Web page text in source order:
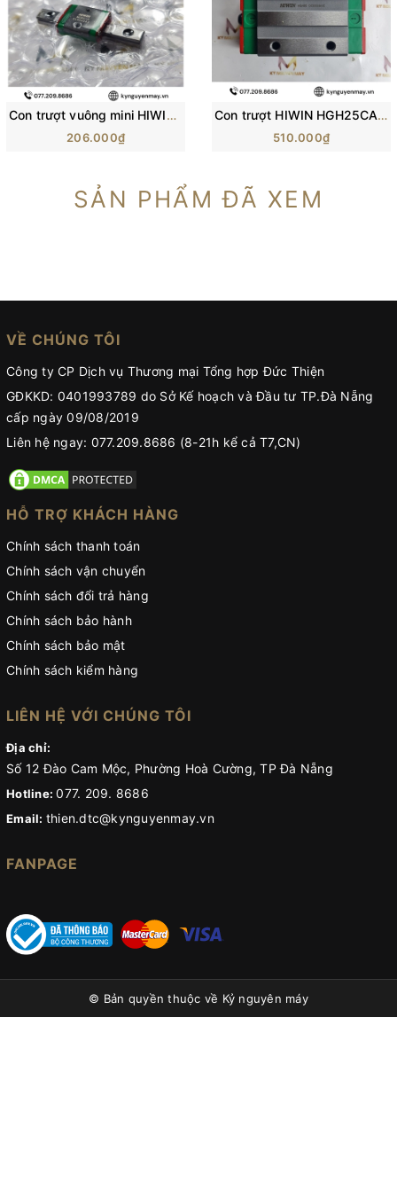
Con trượt vuông mini HIWIN MGN-C | Block trượt MGN5C, MGN7C, MGN12C
206.000₫
Con trượt HIWIN HGH25CA/ H25C/ HG25 (84x48x40mm)
510.000₫
SẢN PHẨM ĐÃ XEM
VỀ CHÚNG TÔI
Công ty CP Dịch vụ Thương mại Tổng hợp Đức Thiện
GĐKKD: 0401993789 do Sở Kế hoạch và Đầu tư TP.Đà Nẵng
cấp ngày 09/08/2019
Liên hệ ngay: 077.209.8686 (8-21h kể cả T7,CN)
HỖ TRỢ KHÁCH HÀNG
Chính sách thanh toán
Chính sách vận chuyển
Chính sách đổi trả hàng
Chính sách bảo hành
Chính sách bảo mật
Chính sách kiểm hàng
LIÊN HỆ VỚI CHÚNG TÔI
Địa chỉ:
Số 12 Đào Cam Mộc, Phường Hoà Cường, TP Đà Nẵng
Hotline:077. 209. 8686
Email: thien.dtc@kynguyenmay.vn
FANPAGE
© Bản quyền thuộc về Kỷ nguyên máy